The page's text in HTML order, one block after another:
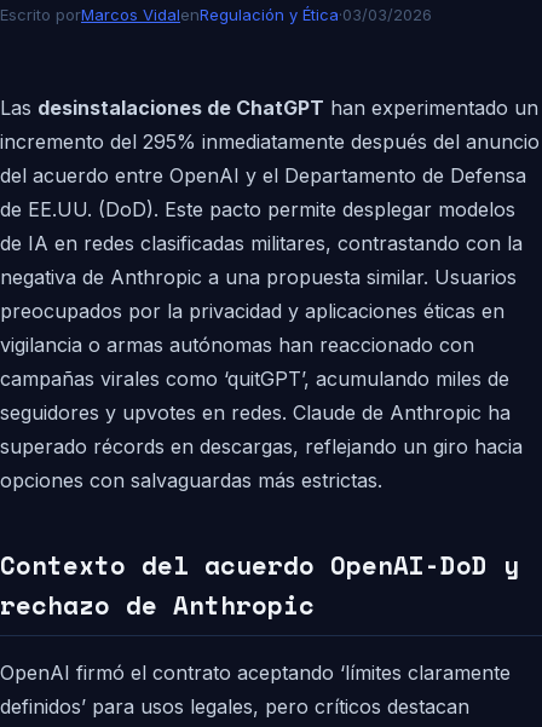
Escrito porMarcos VidalenRegulación y Ética·03/03/2026
Las desinstalaciones de ChatGPT han experimentado un
incremento del 295% inmediatamente después del anuncio
del acuerdo entre OpenAI y el Departamento de Defensa
de EE.UU. (DoD). Este pacto permite desplegar modelos
de IA en redes clasificadas militares, contrastando con la
negativa de Anthropic a una propuesta similar. Usuarios
preocupados por la privacidad y aplicaciones éticas en
vigilancia o armas autónomas han reaccionado con
campañas virales como ‘quitGPT’, acumulando miles de
seguidores y upvotes en redes. Claude de Anthropic ha
superado récords en descargas, reflejando un giro hacia
opciones con salvaguardas más estrictas.
Contexto del acuerdo OpenAI-DoD y
rechazo de Anthropic
OpenAI firmó el contrato aceptando ‘límites claramente
definidos’ para usos legales, pero críticos destacan